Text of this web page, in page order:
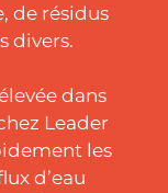
de résidus
divers.
dans
Leader
les
d’eau